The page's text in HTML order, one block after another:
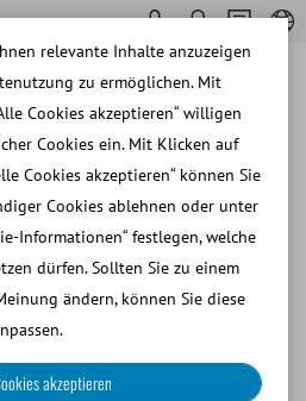
GmbH erfolgreich nach ISO 13485
erfolgreich nach
für Minitube: Nach einem
relevante Inhalte anzuzeigen
zu ermöglichen. Mit
Cookies akzeptieren“ willigen
Cookies ein. Mit Klicken auf
Cookies akzeptieren“ können Sie
Cookies ablehnen oder unter
Informationen“ festlegen, welche
dürfen. Sollten Sie zu einem
ändern, können Sie diese
akzeptieren